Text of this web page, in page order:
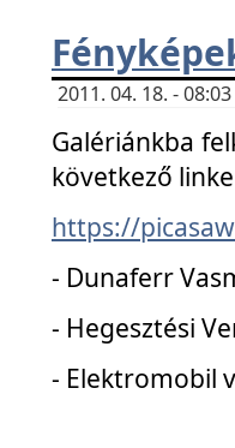
2011. 04. 18. -
Galériánkba
következő
https://
- Dunaferr
- Hegesztési
- Elektromobil